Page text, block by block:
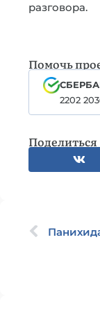
разговора.
Помочь
2202
Поделиться